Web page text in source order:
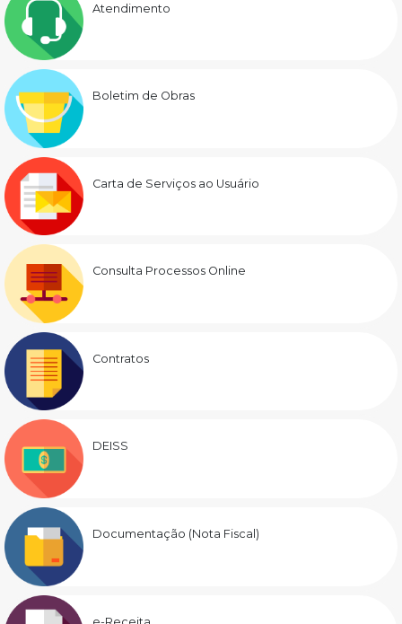
Atendimento
Boletim de Obras
Carta de Serviços ao Usuário
Consulta Processos Online
Contratos
DEISS
Documentação (Nota Fiscal)